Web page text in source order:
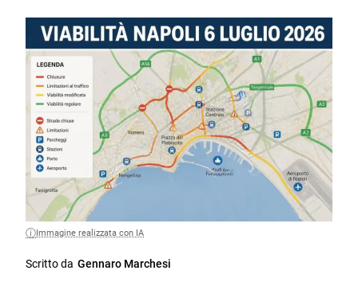
Immagine realizzata con IA
Scritto da Gennaro Marchesi